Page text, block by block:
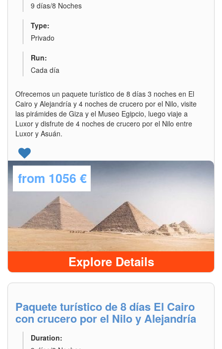
9 días/8 Noches
Type:
Privado
Run:
Cada día
Ofrecemos un paquete turístico de 8 días 3 noches en El
Cairo y Alejandría y 4 noches de crucero por el Nilo, visite
las pirámides de Giza y el Museo Egipcio, luego viaje a
Luxor y disfrute de 4 noches de crucero por el Nilo entre
Luxor y Asuán.
from 1056 €
Explore Details
Paquete turístico de 8 días El Cairo
con crucero por el Nilo y Alejandría
Duration: